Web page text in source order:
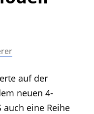
auf der
neuen 4-
auch eine Reihe